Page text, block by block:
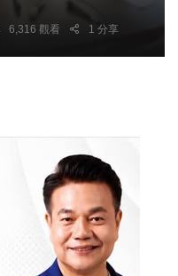
6,316 觀看 1 分享